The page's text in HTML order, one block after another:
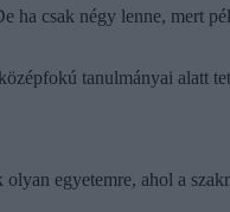
csak négy lenne, mert
tanulmányai alatt
egyetemre, ahol a